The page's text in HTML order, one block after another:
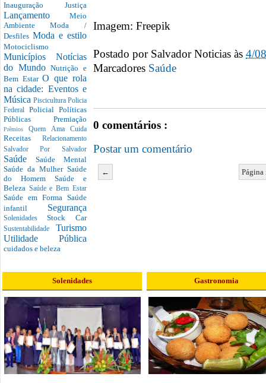
Inauguração Justiça
Lançamento Meio
AmbienteModa /
Desfiles Moda e estilo
Motociclismo
Municípios Notícias
do MundoNutrição e
Bem EstarO que rola
na cidade: Eventos e
Música Piscicultura Policia
Federal Policial Políticas
Públicas Premiação
PrêmiosQuem Ama Cuida
Receitas Relacionamento
Salvador Por Salvador
Saúde Saúde Mental
Saúde da Mulher Saúde
do Homem Saúde e
Beleza Saúde e Bem Estar
Saúde em Forma Saúde
infantil Segurança
SolenidadesStock Car
Sustentabilidade Turismo
Utilidade Pública
cuidados e beleza
Imagem: Freepik
Postado por Salvador Noticias às 4/
Marcadores Saúde
0 comentários :
Postar um comentário
←
Solenidades Gastronomia